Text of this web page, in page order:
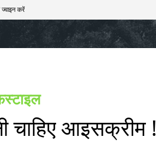
ज्वाइन करें
खेल टेक – ऑटो राज्य
चाहिए आइसक्रीम !